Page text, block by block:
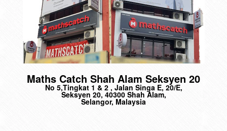
Maths Catch Shah Alam Seksyen 20
No 5,Tingkat 1 & 2 , Jalan Singa E, 20/E,
Seksyen 20, 40300 Shah Alam,
Selangor, Malaysia